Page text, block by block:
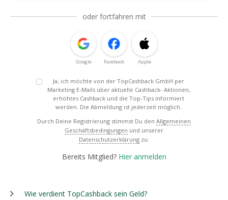
oder fortfahren mit
Google Facebook Apple
Ja, ich möchte von der TopCashback GmbH per
Marketing E-Mails über aktuelle Cashback- Aktionen,
erhöhtes Cashback und die Top-Tips informiert
werden. Die Abmeldung ist jederzeit möglich.
Durch Deine Registrierung stimmst Du den Allgemeinen
Geschäftsbedingungen und unserer
Datenschutzerklärung zu.
Bereits Mitglied? Hier anmelden
Wie verdient TopCashback sein Geld?